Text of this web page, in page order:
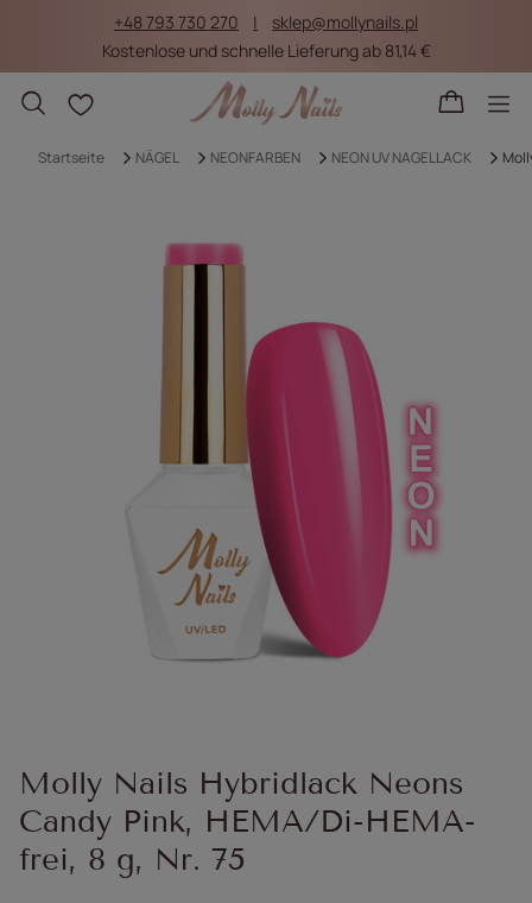
+48 793 730 270
sklep@mollynails.pl
Kostenlose und schnelle Lieferung ab 81,14 €
Einkaufslisten
Startseite NÄGEL NEONFARBEN NEON UV NAGELLACK
Molly Nails Hybridlack Neons
Candy Pink, HEMA/Di-HEMA-
frei, 8 g, Nr. 75